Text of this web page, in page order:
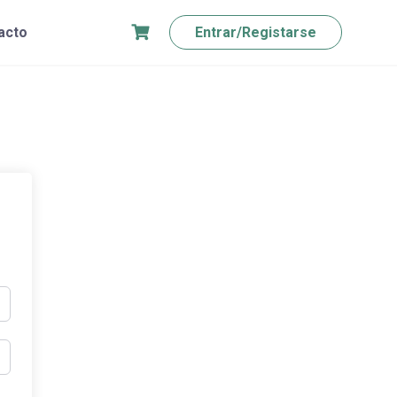
Entrar/Registarse